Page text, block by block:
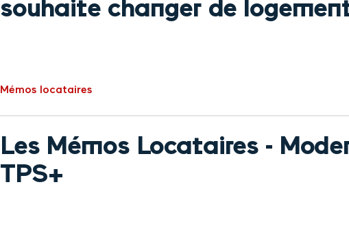
souhaite changer de
Mémos locataires
Les Mémos Locataires -
TPS+